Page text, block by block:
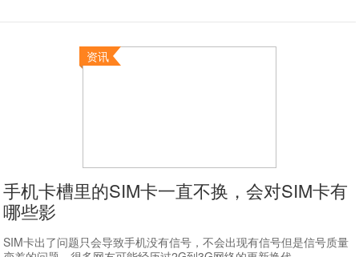
资讯
手机卡槽里的SIM卡一直不换，会对SIM卡有
哪些影
SIM卡出了问题只会导致手机没有信号，不会出现有信号但是信号质量